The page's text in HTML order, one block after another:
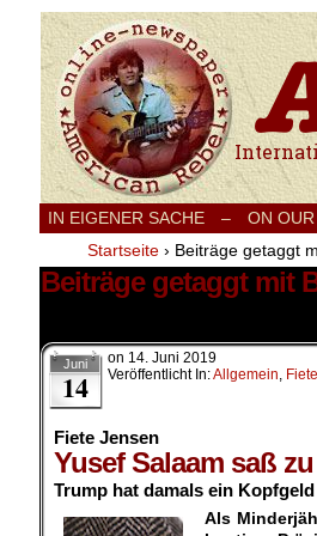
IN EIGENER SACHE – ON
Startseite › Beiträge getaggt
Beiträge getaggt mit
Juni
14
on 14. Juni 2019
Veröffentlicht In:Allgemein,
Fiete Jensen
Yusef Salaam saß
Trump hat damals ein
Als